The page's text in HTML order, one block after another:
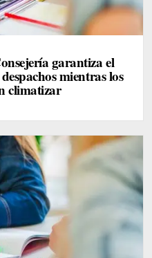
garantiza el
mientras los
climatizar